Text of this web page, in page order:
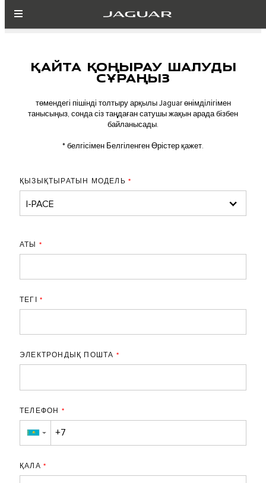
ҚАЙТА ҚОҢЫРАУ ШАЛУДЫ
СҰРАҢЫЗ
төмендегі пішінді толтыру арқылы Jaguar өнімділігімен
танысыңыз, сонда сіз таңдаған сатушы жақын арада бізбен
байланысады.
* белгісімен Белгіленген Өрістер қажет.
ҚЫЗЫҚТЫРАТЫН МОДЕЛЬ *
АТЫ *
ТЕГІ *
ЭЛЕКТРОНДЫҚ ПОШТА *
ТЕЛЕФОН *
▼
ҚАЛА *